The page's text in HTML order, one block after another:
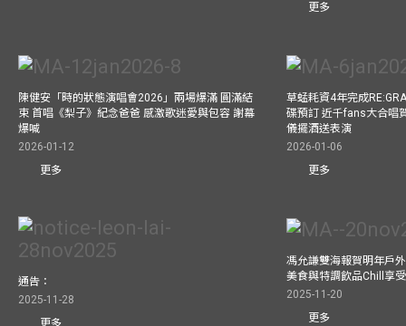
更多
陳健安「時的狀態演唱會2026」兩場爆滿 圓滿結
束 首唱《梨子》紀念爸爸 感激歌迷愛與包容 謝幕
爆喊
2026-01-12
更多
草蜢耗資4年完成
碟預訂 近千fans大合唱
儀擺酒送表演
2026-01-06
更多
通告：
2025-11-28
更多
馮允謙雙海報賀明年戶
美食與特調飲品Chill享
2025-11-20
更多